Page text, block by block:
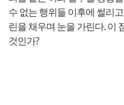
수 없는 행위들 이후에 썰리
린을 채우며 눈을 가린다. 이
것인가?